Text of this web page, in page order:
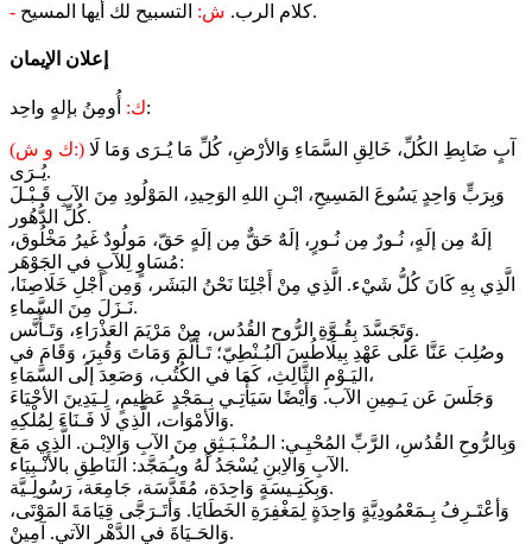
- كلام الرب. ش: التسبيح لك أيها المسيح.
إعلان الإيمان
ك:أُومِنُ بإلهٍ واحِد:
(ك و ش:) آبٍ ضَابِطِ الكُلِّ، خَالِقِ السَّمَاءِ وَالأرْضِ، كُلِّ مَا يُـرَى وَمَا لَا
يُـرَى.
وَبِرَبٍّ وَاحِدٍ يَسُوعَ المَسِيحِ، ابْـنِ اللهِ الوَحِيدِ، المَوْلُودِ مِنَ الآبِ قَـبْـلَ
كُلِّ الدُّهُور.
إلَهٌ مِن إلَهٍ، نُـورٌ مِن نُـورٍ، إلَهٌ حَقٌّ مِن إلَهٍ حَقّ، مَولُودٌ غَيرُ مَخْلُوق،
مُسَاوٍ لِلآبِ في الجَوْهَر:
الَّذِي بِهِ كَانَ كُلُّ شَيْء. الَّذِي مِنْ أَجْلِنَا نَحْنُ البَشَر، وَمِن أَجْلِ خَلَاصِنَا،
نَـزَلَ مِنَ السَّماءِ.
وَتَجَسَّدَ بِقُـوَّةِ الرُّوحِ القُدُس، مِنْ مَرْيَمَ العَذْرَاءِ، وَتَـأَنَّس.
وصُلِبَ عَنَّا عَلَى عَهْدِ بِيلَاطُسَ البُـنْطِيّ؛ تَـألَّمَ وَمَاتَ وَقُبِرَ، وَقَامَ في
اليَـوْمِ الثَّالِثِ، كَمَا في الكُتُب، وَصَعِدَ إلَى السَّمَاءِ،
وَجَلَسَ عَن يَـمِينِ الآب. وَأَيْضًا سَيَأْتِـي بِـمَجْدٍ عَظِيمٍ، لِـيَدِينَ الأحْيَاءَ
وَالأمْوَات، الَّذِي لَا فَـنَاءَ لِمُلْكِهِ.
وَبِالرُّوحِ القُدُسِ، الرَّبِّ المُحْيِـي: الـمُنْـبَـثِقِ مِنَ الآبِ وَالاِبْـن. الَّذِي مَعَ
الآبِ وَالاِبنِ يُسْجَدُ لَهُ ويـُمَجَّد: الَنَاطِقِ بالأَنْـبِيَاء.
وَبِكَنِـيسَةٍ وَاحِدَة، مُقَدَّسَة، جَامِعَة، رَسُولِـيَّة.
وَأعْتَـرِفُ بِـمَعْمُودِيَّةٍ وَاحِدَةٍ لِمَغْفِرَةِ الخَطَايَا. وَأتَـرَجَّى قِيَامَةَ المَوْتَى،
وَالحَـيَاةَ في الدَّهْرِ الآتي. آمِينْ.